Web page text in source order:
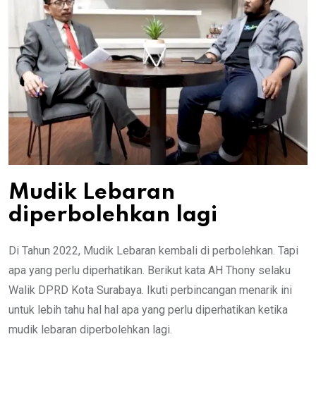
Mudik Lebaran
diperbolehkan lagi
Di Tahun 2022, Mudik Lebaran kembali di perbolehkan. Tapi
apa yang perlu diperhatikan. Berikut kata AH Thony selaku
Walik DPRD Kota Surabaya. Ikuti perbincangan menarik ini
untuk lebih tahu hal hal apa yang perlu diperhatikan ketika
mudik lebaran diperbolehkan lagi.